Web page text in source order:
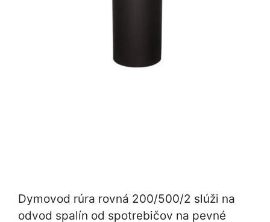
Dymovod rúra rovná 200/500/2 slúži na
odvod spalín od spotrebičov na pevné